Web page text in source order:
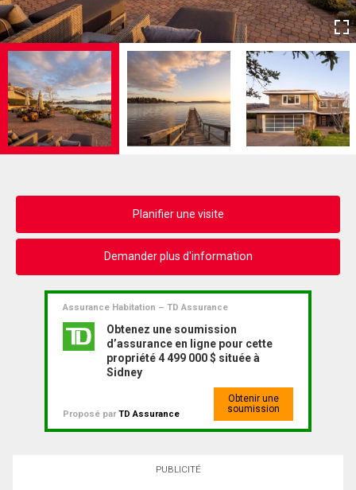
Planifier une visite
Demander plus d'information
Assurance Habitation – TD Assurance
Obtenez une soumission
d’assurance en ligne pour cette
propriété 4 499 000 $ située à
Sidney
Proposé parTD Assurance
Obtenir une
soumission
PUBLICITÉ